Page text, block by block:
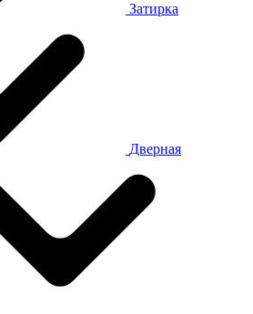
Затирка
Дверная